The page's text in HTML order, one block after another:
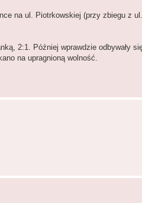
na ul. Piotrkowskiej (przy zbiegu z ul.
2:1. Później wprawdzie odbywały
na upragnioną wolność.